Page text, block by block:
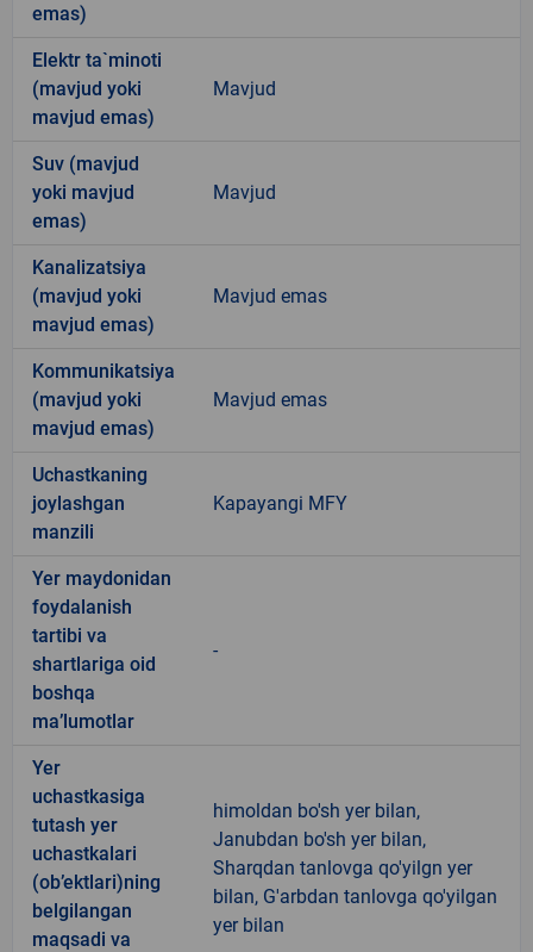
emas)
Elektr ta`minoti
(mavjud yoki
mavjud emas)
Mavjud
Suv (mavjud
yoki mavjud
emas)
Mavjud
Kanalizatsiya
(mavjud yoki
mavjud emas)
Mavjud emas
Kommunikatsiya
(mavjud yoki
mavjud emas)
Mavjud emas
Uchastkaning
joylashgan
manzili
Kapayangi MFY
Yer maydonidan
foydalanish
tartibi va
shartlariga oid
boshqa
ma’lumotlar
-
Yer
uchastkasiga
tutash yer
uchastkalari
(ob’ektlari)ning
belgilangan
maqsadi va
himoldan bo'sh yer bilan,
Janubdan bo'sh yer bilan,
Sharqdan tanlovga qo'yilgn yer
bilan, G'arbdan tanlovga qo'yilgan
yer bilan